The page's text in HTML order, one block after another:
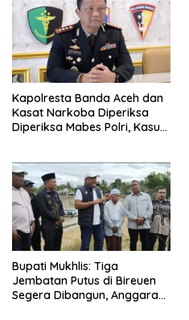
Kapolresta Banda Aceh dan
Kasat Narkoba Diperiksa
Diperiksa Mabes Polri, Kasus
Bupati Mukhlis: Tiga
Jembatan Putus di Bireuen
Segera Dibangun, Anggaran